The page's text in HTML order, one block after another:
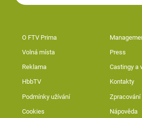
O FTV Prima
Volná místa Press
Reklama Castingy a
HbbTV Kontakty
Podmínky užívání
Cookies Nápověda